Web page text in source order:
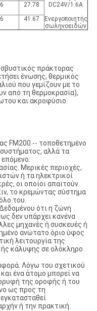
DC24V/1.6A
Ενεργοποιητής
σωληνοειδών
27.78
41.67
πράκτορας
ένωσης, θερμικός
που γεμίζουν με το
από τη θερμοκρασία),
και ακροφύσιο.
FM200 -- τοποθετημένο
αλλά τα
επόμενο:
Μερικές περιοχές,
ή τα ηλεκτρικοί
οι οποίοι απαιτούν
το κρεμώντας σύστημα
του.
ότι η ζώνη
δεν υπάρχει κανένα
μηχανές ή συσκευές ή
ανώτατο όριο ύφος
λειτουργία της
κάλυψης σε ολόκληρο
Λόγω του σχετικού
ένα άτομο μπορεί να
της οροφής ή του
ως προς τη
ή την πρακτική.